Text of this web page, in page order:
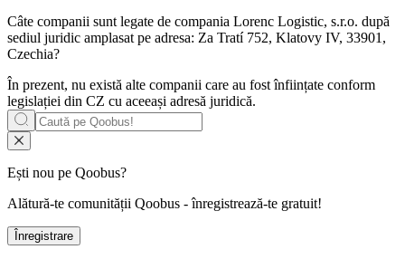
Câte companii sunt legate de compania Lorenc Logistic, s.r.o. după
sediul juridic amplasat pe adresa: Za Tratí 752, Klatovy IV, 33901,
Czechia?
În prezent, nu există alte companii care au fost înființate conform
legislației din CZ cu aceeași adresă juridică.
Ești nou pe Qoobus?
Alătură-te comunității Qoobus - înregistrează-te gratuit!
Înregistrare